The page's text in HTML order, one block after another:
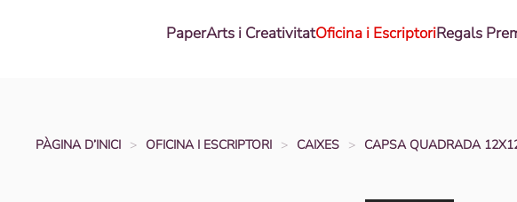
PaperArts i CreativitatOficina i EscriptoriRegals
PÀGINA D’INICI OFICINA I ESCRIPTORI CAIXES CAPSA QUADRADA